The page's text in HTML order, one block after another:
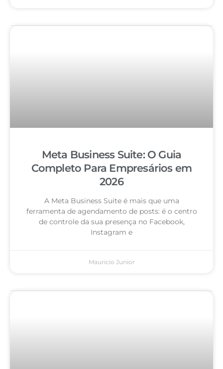
Meta Business Suite: O Guia
Completo Para Empresários em
2026
A Meta Business Suite é mais que uma
ferramenta de agendamento de posts: é o centro
de controle da sua presença no Facebook,
Instagram e
Mauricio Junior